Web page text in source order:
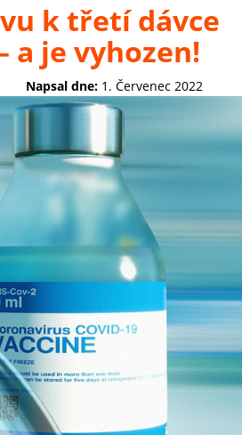
k třetí dávce
je vyhozen!
Napsal dne: 1. Červenec 2022